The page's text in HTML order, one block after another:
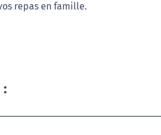
repas en famille.